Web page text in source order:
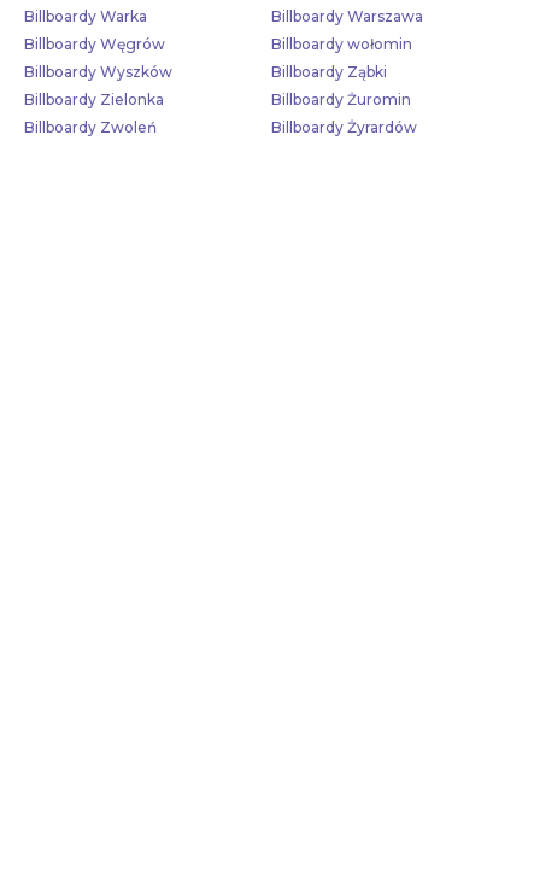
Billboardy Warka
Billboardy Warszawa
Billboardy Węgrów
Billboardy wołomin
Billboardy Wyszków
Billboardy Ząbki
Billboardy Zielonka
Billboardy Żuromin
Billboardy Zwoleń
Billboardy Żyrardów